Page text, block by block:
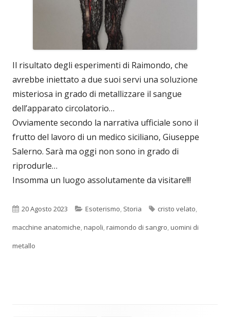
Il risultato degli esperimenti di Raimondo, che
avrebbe iniettato a due suoi servi una soluzione
misteriosa in grado di metallizzare il sangue
dell’apparato circolatorio…
Ovviamente secondo la narrativa ufficiale sono il
frutto del lavoro di un medico siciliano, Giuseppe
Salerno. Sarà ma oggi non sono in grado di
riprodurle…
Insomma un luogo assolutamente da visitare!!!
Pubblicato
20 Agosto 2023 Categorie
Esoterismo, Storia Tag
cristo velato,
macchine anatomiche,napoli,raimondo di sangro,uomini di
metallo